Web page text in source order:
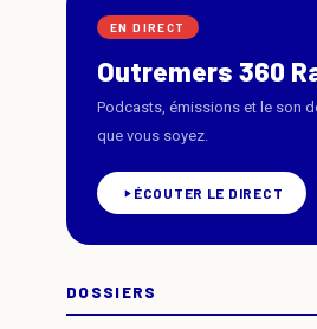
EN DIRECT
Outremers 360
Podcasts, émissions et le son
que vous soyez.
ÉCOUTER LE DIRECT
DOSSIERS